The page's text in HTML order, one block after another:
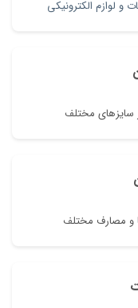
و لوازم الکترونیکی
سایزهای مختلف
و مصارف مختلف